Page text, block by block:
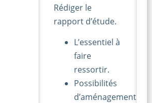
Rédiger le
rapport d’étude.
L’essentiel à
faire
ressortir.
Possibilités
d’aménagement